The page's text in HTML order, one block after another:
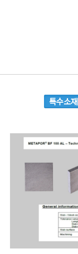
특수소